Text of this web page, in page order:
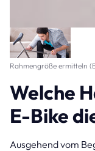
Rahmengröße ermitteln
Welche
E-Bike
Ausgehend vom